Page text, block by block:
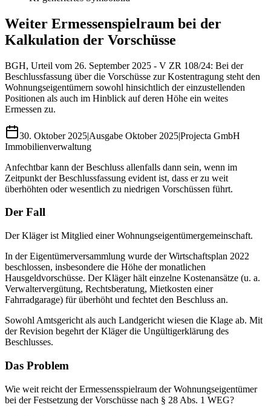
Weiter Ermessenspielraum bei der
Kalkulation der Vorschüsse
BGH, Urteil vom 26. September 2025 - V ZR 108/24: Bei der
Beschlussfassung über die Vorschüsse zur Kostentragung steht den
Wohnungseigentümern sowohl hinsichtlich der einzustellenden
Positionen als auch im Hinblick auf deren Höhe ein weites
Ermessen zu.
30. Oktober 2025|Ausgabe Oktober 2025|Projecta GmbH
Immobilienverwaltung
Anfechtbar kann der Beschluss allenfalls dann sein, wenn im
Zeitpunkt der Beschlussfassung evident ist, dass er zu weit
überhöhten oder wesentlich zu niedrigen Vorschüssen führt.
Der Fall
Der Kläger ist Mitglied einer Wohnungseigentümergemeinschaft.
In der Eigentümerversammlung wurde der Wirtschaftsplan 2022
beschlossen, insbesondere die Höhe der monatlichen
Hausgeldvorschüsse. Der Kläger hält einzelne Kostenansätze (u. a.
Verwaltervergütung, Rechtsberatung, Mietkosten einer
Fahrradgarage) für überhöht und fechtet den Beschluss an.
Sowohl Amtsgericht als auch Landgericht wiesen die Klage ab. Mit
der Revision begehrt der Kläger die Ungültigerklärung des
Beschlusses.
Das Problem
Wie weit reicht der Ermessensspielraum der Wohnungseigentümer
bei der Festsetzung der Vorschüsse nach § 28 Abs. 1 WEG?